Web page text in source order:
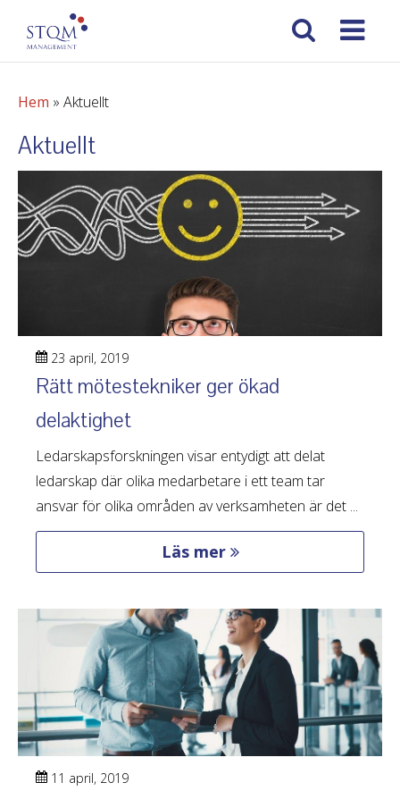
Hem » Aktuellt
Aktuellt
23 april, 2019
Rätt mötestekniker ger ökad
delaktighet
Ledarskapsforskningen visar entydigt att delat
ledarskap där olika medarbetare i ett team tar
ansvar för olika områden av verksamheten är det ...
Läs mer
11 april, 2019